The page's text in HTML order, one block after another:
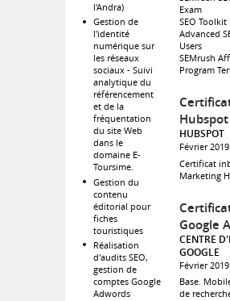
l'Andra)
Gestion de
l'identité
numérique sur
les réseaux
sociaux - Suivi
analytique du
référencement
et de la
fréquentation
du site Web
dans le
domaine E-
Toursime.
Gestion du
contenu
éditorial pour
fiches
touristiques
Réalisation
d'audits SEO,
gestion de
comptes Google
Adwords
Exam
SEO
Advanced
Users
SEMrush
Program
Hubspot
HUBSPOT
Février 2019
Certificat
Marketing
Google
CENTRE
GOOGLE
Février 2019
Base.
de